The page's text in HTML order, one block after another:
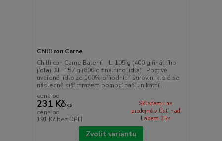
Chilli con Carne
Chilli con Carne Balení: L: 105 g (400 g finálního
jídla) XL: 157 g (600 g finálního jídla) Poctivě
uvařené jídlo ze 100% přírodních surovin, které se
následně siší mrazem pomocí naší unikátní...
cena od
231 Kč/ks
cena od
191 Kč bez DPH
Skladem i na
prodejně v Ústí nad
Labem 3 ks
Zvolit variantu